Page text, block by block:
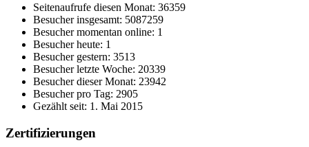
Seitenaufrufe diesen Monat: 36359
Besucher insgesamt: 5087259
Besucher momentan online: 1
Besucher heute: 1
Besucher gestern: 3513
Besucher letzte Woche: 20339
Besucher dieser Monat: 23942
Besucher pro Tag: 2905
Gezählt seit: 1. Mai 2015
Zertifizierungen